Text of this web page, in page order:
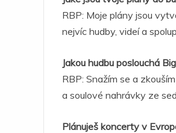
RBP: Moje plány jsou
nejvíc hudby, videí a
Jakou hudbu poslouchá
RBP: Snažím se a
a soulové nahrávky ze
Plánuješ koncerty v